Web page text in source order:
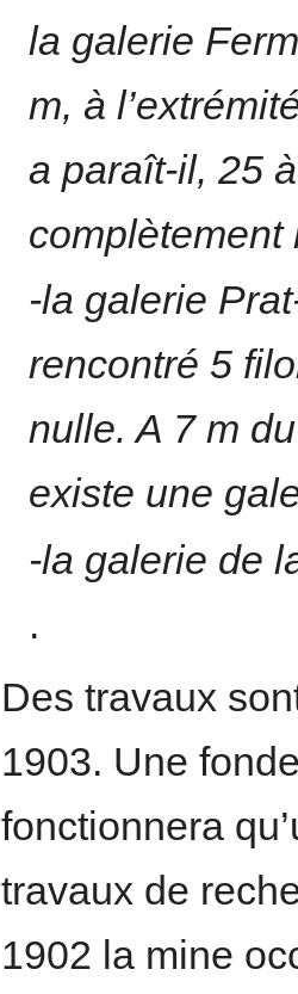
la galerie
m, à
a paraît-il, 25
complètement
-la galerie
rencontré 5
nulle. A 7 m
existe une
-la galerie de
.
Des travaux
1903. Une
fonctionnera
travaux de
1902 la mine